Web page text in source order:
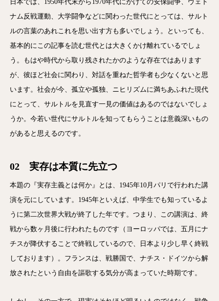
日本では、1950年代末から1970年代にかけての安保闘争、ヴェト
ナム反戦運動、大学闘争などに関わった世代にとっては、サルト
ルの言葉のあれこれを思い出す方も多いでしょう。といっても、
基本的にこの記事を読む世代とは大きくかけ離れているでしょ
う。もはや時代から取り残されたかのような存在ではあります
が、彼ほど社会に関わり、対話を重ねた哲学者も少なくないと思
います。社会が今、孤立や孤独、ニヒリズムに満ちあふれた現代
にとって、サルトルを見直す一見の価値はあるのではないでしょ
うか。今若い世代にサルトルを知ってもらうことは意義深いもの
があると思えるのです。
02 実存は本質に先立つ
本題の『実存主義とは何か』とは、1945年10月パリで行われた講
演を元にしています。1945年といえば、中学生でも知っているよ
うに第二次世界大戦が終了した年です。つまり、この講演は、終
戦から数ヶ月後に行われたものです（ヨーロッパでは、五月にナ
チスが降伏することで終戦しているので、日本より少し早く終戦
しております）。フランスは、戦勝国で、ナチス・ドイツから解
放されたという自由を謳歌する気分が高まっていた時期です。